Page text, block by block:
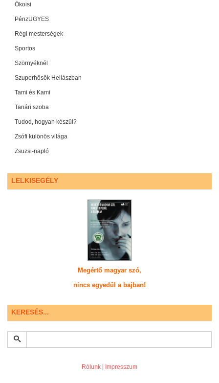
Ökoisi
PénzÜGYES
Régi mesterségek
Sportos
Szörnyéknél
Szuperhősök Hellászban
Tami és Kami
Tanári szoba
Tudod, hogyan készül?
Zsófi különös világa
Zsuzsi-napló
LELKISEGÉLY
Megértő magyar szó,
nincs egyedül a bajban!
KERESÉS...
Rólunk Impresszum